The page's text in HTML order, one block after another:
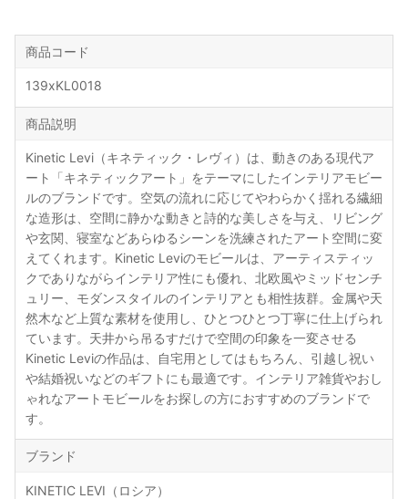
商品コード
139xKL0018
商品説明
Kinetic Levi（キネティック・レヴィ）は、動きのある現代ア
ート「キネティックアート」をテーマにしたインテリアモビー
ルのブランドです。空気の流れに応じてやわらかく揺れる繊細
な造形は、空間に静かな動きと詩的な美しさを与え、リビング
や玄関、寝室などあらゆるシーンを洗練されたアート空間に変
えてくれます。Kinetic Leviのモビールは、アーティスティッ
クでありながらインテリア性にも優れ、北欧風やミッドセンチ
ュリー、モダンスタイルのインテリアとも相性抜群。金属や天
然木など上質な素材を使用し、ひとつひとつ丁寧に仕上げられ
ています。天井から吊るすだけで空間の印象を一変させる
Kinetic Leviの作品は、自宅用としてはもちろん、引越し祝い
や結婚祝いなどのギフトにも最適です。インテリア雑貨やおし
ゃれなアートモビールをお探しの方におすすめのブランドで
す。
ブランド
KINETIC LEVI（ロシア）